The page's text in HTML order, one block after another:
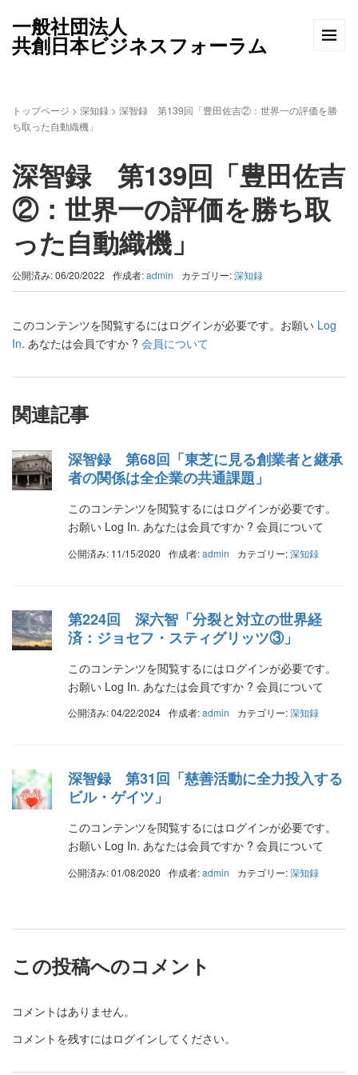
一般社団法人
共創日本ビジネスフォーラム
トップページ > 深知録 > 深智録 第139回「豊田佐吉②：世界一の評価を勝
ち取った自動織機」
深智録 第139回「豊田佐吉
②：世界一の評価を勝ち取
った自動織機」
公開済み: 06/20/2022 作成者:admin カテゴリー:深知録
このコンテンツを閲覧するにはログインが必要です。お願い Log
In. あなたは会員ですか ? 会員について
関連記事
深智録 第68回「東芝に見る創業者と継承
者の関係は全企業の共通課題」
このコンテンツを閲覧するにはログインが必要です。
お願い Log In. あなたは会員ですか ? 会員について
公開済み: 11/15/2020 作成者:admin カテゴリー:深知録
第224回 深六智「分裂と対立の世界経
済：ジョセフ・スティグリッツ③」
このコンテンツを閲覧するにはログインが必要です。
お願い Log In. あなたは会員ですか ? 会員について
公開済み: 04/22/2024 作成者:admin カテゴリー:深知録
深智録 第31回「慈善活動に全力投入する
ビル・ゲイツ」
このコンテンツを閲覧するにはログインが必要です。
お願い Log In. あなたは会員ですか ? 会員について
公開済み: 01/08/2020 作成者:admin カテゴリー:深知録
この投稿へのコメント
コメントはありません。
コメントを残すにはログインしてください。